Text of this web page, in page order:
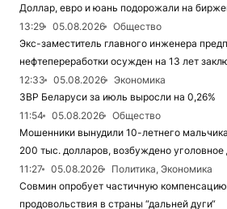
Доллар, евро и юань подорожали на
13:29
05.08.2026
Общество
Экс-заместитель главного инженера
нефтепереработки осужден на 13 лет
12:33
05.08.2026
Экономика
ЗВР Беларуси за июль выросли на 0,26%
11:54
05.08.2026
Общество
Мошенники вынудили 10-летнего
200 тыс. долларов, возбуждено уголовное
11:27
05.08.2026
Политика, Экономика
Совмин опробует частичную
продовольствия в страны “дальней дуги“